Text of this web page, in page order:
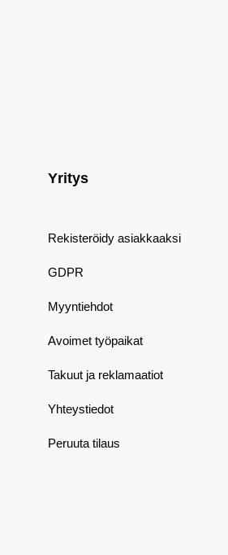
Yritys
Rekisteröidy asiakkaaksi
GDPR
Myyntiehdot
Avoimet työpaikat
Takuut ja reklamaatiot
Yhteystiedot
Peruuta tilaus